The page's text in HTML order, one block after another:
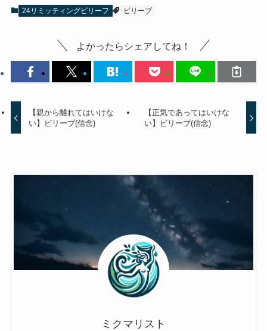
24リミッティングビリーフ ビリーブ
よかったらシェアしてね！
【親から離れてはいけな
い】ビリーブ(信念)
【正気であってはいけな
い】ビリーブ(信念)
ミクマリスト